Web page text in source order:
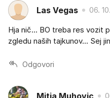
Las Vegas 06.
Hja nič... BO treba res vozit
zgledu naših tajkunov... Sej
Odgovori
Mitja Muhovic